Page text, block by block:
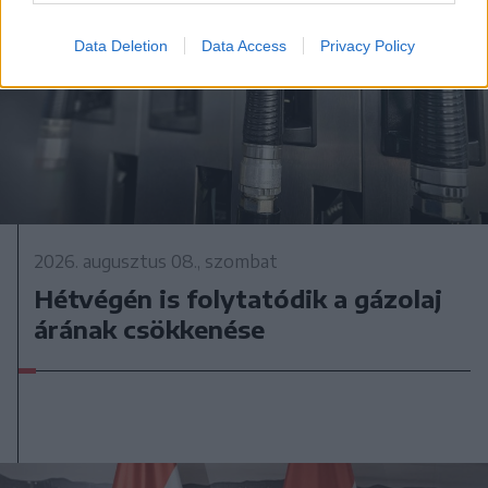
Data Deletion Data Access Privacy Policy
2026. augusztus 08., szombat
Hétvégén is folytatódik a gázolaj
árának csökkenése